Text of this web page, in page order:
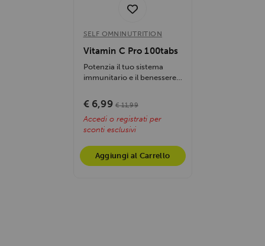
SELF OMNINUTRITION
Vitamin C Pro 100tabs
Potenzia il tuo sistema
immunitario e il benessere
integratore con...
€ 6,99 € 11,99
Accedi o registrati per
sconti esclusivi
Aggiungi al Carrello